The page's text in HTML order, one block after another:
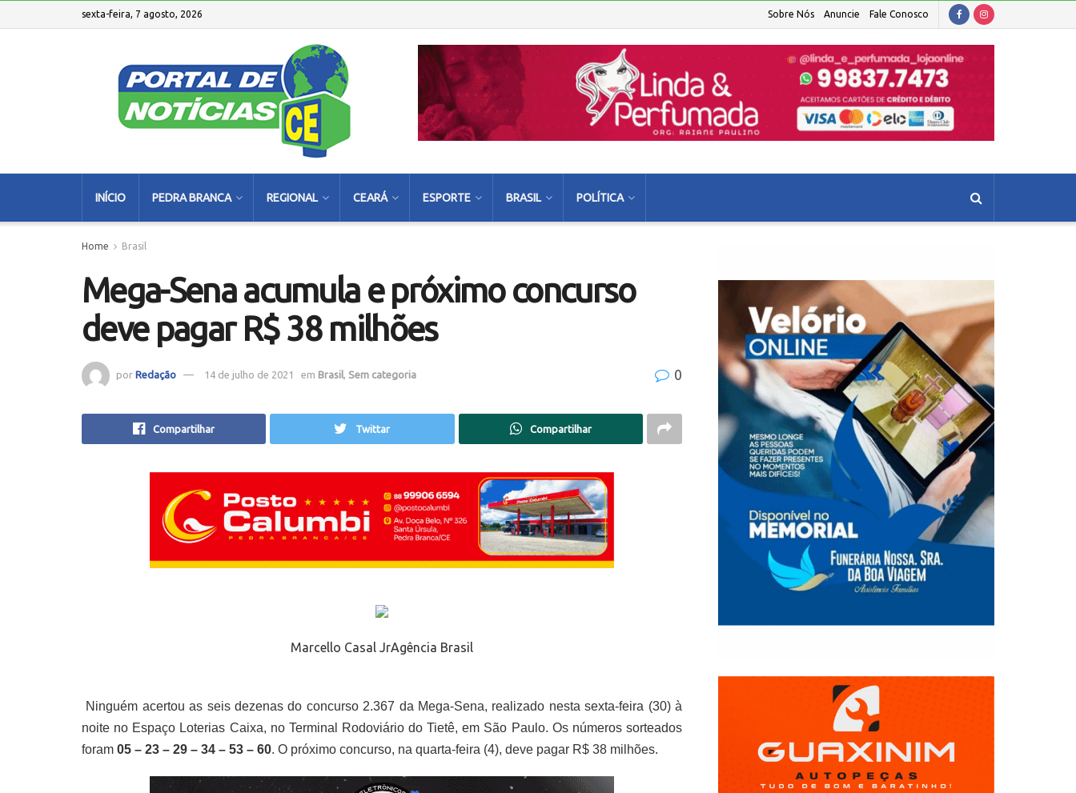
sexta-feira, 7 agosto, 2026 Sobre Nós Anuncie Fale Conosco
INÍCIO PEDRA BRANCA REGIONAL CEARÁ ESPORTE BRASIL POLÍTICA
Home Brasil
Mega-Sena acumula e próximo concurso
deve pagar R$ 38 milhões
por Redação 14 de julho de 2021 em Brasil Sem categoria 0
Compartilhar Twittar Compartilhar
Marcello Casal JrAgência Brasil
Ninguém acertou as seis dezenas do concurso 2.367 da Mega-Sena, realizado nesta sexta-feira (30) à
noite no Espaço Loterias Caixa, no Terminal Rodoviário do Tietê, em São Paulo. Os números sorteados
foram 05 – 23 – 29 – 34 – 53 – 60. O próximo concurso, na quarta-feira (4), deve pagar R$ 38 milhões.